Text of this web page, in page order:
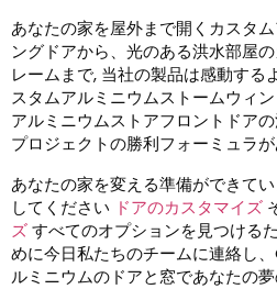
あなたの家を屋外まで開くカスタ
ングドアから、光のある洪水部屋
レームまで, 当社の製品は感動する
スタムアルミニウムストームウィ
アルミニウムストアフロントドア
プロジェクトの勝利フォーミュラ
あなたの家を変える準備ができて
してください ドアのカスタマイズ
ズすべてのオプションを見つける
めに今日私たちのチームに連絡し
ルミニウムのドアと窓であなたの